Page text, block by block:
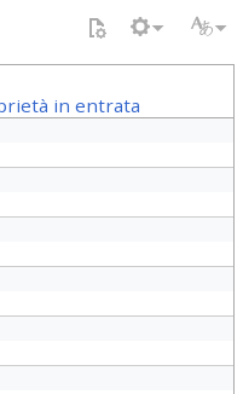
in entrata